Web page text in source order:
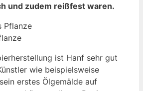
und zudem reißfest waren.
ist Hanf sehr gut
wie beispielsweise
erstes Ölgemälde auf